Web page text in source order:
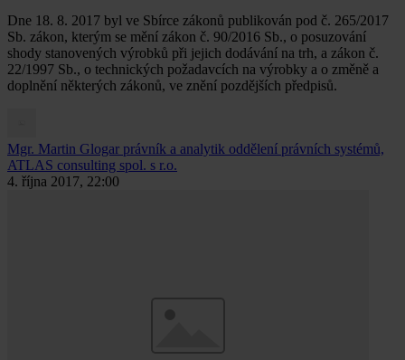
Dne 18. 8. 2017 byl ve Sbírce zákonů publikován pod č. 265/2017
Sb. zákon, kterým se mění zákon č. 90/2016 Sb., o posuzování
shody stanovených výrobků při jejich dodávání na trh, a zákon č.
22/1997 Sb., o technických požadavcích na výrobky a o změně a
doplnění některých zákonů, ve znění pozdějších předpisů.
Mgr. Martin Glogar právník a analytik oddělení právních systémů,
ATLAS consulting spol. s r.o.
4. října 2017, 22:00